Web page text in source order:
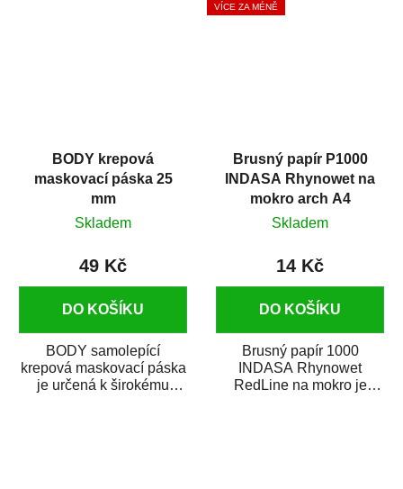
BODY krepová
maskovací páska 25
mm
Skladem
49 Kč
DO KOŠÍKU
BODY samolepící
krepová maskovací páska
je určená k širokému
VÍCE ZA MÉNĚ
Brusný papír P1000
INDASA Rhynowet na
mokro arch A4
Skladem
14 Kč
DO KOŠÍKU
Brusný papír 1000
INDASA Rhynowet
RedLine na mokro je